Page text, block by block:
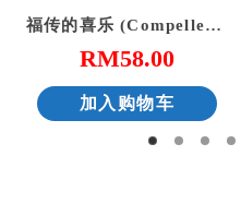
福传的喜乐 (Compelled by Joy)
RM58.00
加入购物车